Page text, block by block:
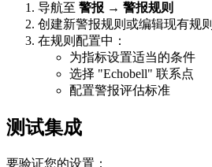
导航至 警报 → 警报规则
创建新警报规则或编辑现有规则
在规则配置中：
为指标设置适当的条件
选择 "Echobell" 联系点
配置警报评估标准
测试集成
要验证您的设置：